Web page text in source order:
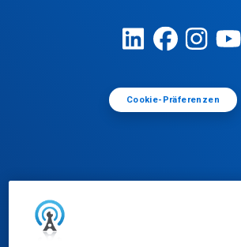
Cookie-Präferenzen